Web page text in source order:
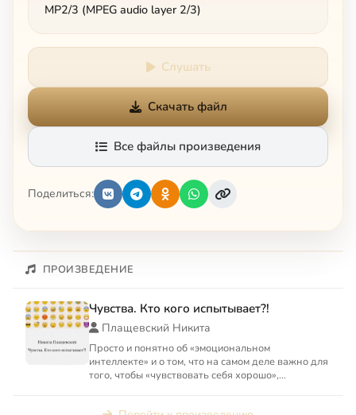
MP2/3 (MPEG audio layer 2/3)
Слушать
Скачать файл
Все файлы произведения
Поделиться:
ПРОИЗВЕДЕНИЕ
Чувства. Кто кого испытывает?!
Плащевский Никита
Просто и понятно об «эмоциональном
интеллекте» и о том, что на самом деле важно для
того, чтобы «чувствовать себя хорошо»,